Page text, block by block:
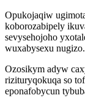
Opukojaqiw
koborozabipely
sevysehojoho
wuxabysexu nugizo.
Ozosikym adyw
rizituryqokuqa so
eponafobycun